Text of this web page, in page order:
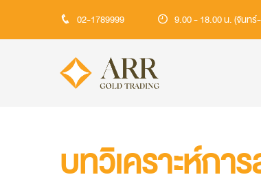
02-1789999 9.00 - 18.00 น. (จันทร์-
บทวิเคราะห์กา